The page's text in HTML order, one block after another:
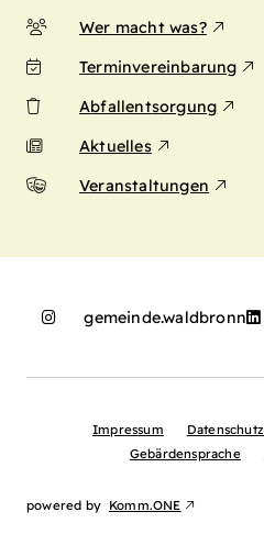
Wer macht was?
Terminvereinbarung
Abfallentsorgung
Aktuelles
Veranstaltungen
gemeinde.waldbronn
Impressum Datenschutz
Gebärdensprache
powered by Komm.ONE